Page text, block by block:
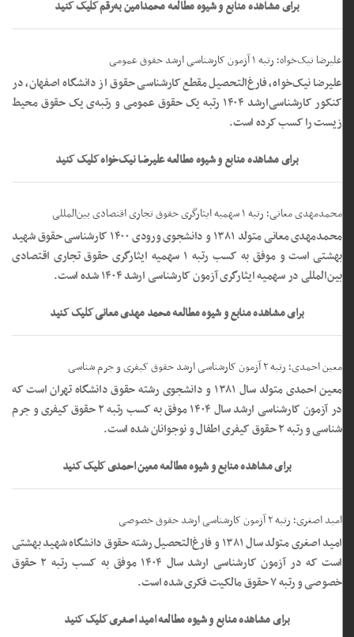
برای مشاهده منابع و شیوه مطالعه محمدامین به‌رقم کلیک کنید
علیرضا نیک‌خواه؛ رتبه ۱ آزمون کارشناسی ارشد حقوق عمومی
علیرضا نیک‌خواه، فارغ‌التحصیل مقطع کارشناسی حقوق از دانشگاه اصفهان، در
کنکور کارشناسی‌ارشد ۱۴۰۴ رتبه‌ یک حقوق عمومی و رتبه‌ی یک حقوق محیط‌
زیست را کسب کرده‌ است.
برای مشاهده منابع و شیوه مطالعه علیرضا نیک‌خواه کلیک کنید
محمدمهدی معانی؛ رتبه ۱ سهمیه ایثارگری حقوق تجاری اقتصادی بین‌المللی
محمدمهدی معانی متولد ۱۳۸۱ و دانشجوی ورودی ۱۴۰۰ کارشناسی حقوق شهید
بهشتی است و موفق به کسب رتبه ۱ سهمیه ایثارگری حقوق تجاری اقتصادی
بین‌المللی در سهمیه ایثارگری آزمون کارشناسی ارشد ۱۴۰۴ شده است.
برای مشاهده منابع و شیوه مطالعه محمد مهدی معانی کلیک کنید
معین احمدی؛ رتبه ۲ آزمون کارشناسی ارشد حقوق کیفری و جرم شناسی
معین احمدی متولد سال ۱۳۸۱ و دانشجوی رشته حقوق دانشگاه تهران است که
در آزمون کارشناسی ارشد سال ۱۴۰۴ موفق به کسب رتبه ۲ حقوق کیفری و جرم
شناسی و رتبه ۲ حقوق کیفری اطفال و نوجوانان شده است.
برای مشاهده منابع و شیوه مطالعه معین احمدی کلیک کنید
امید اصغری؛ رتبه ۲ آزمون کارشناسی ارشد حقوق خصوصی
امید اصغری متولد سال ۱۳۸۱ و فارغ‌التحصیل رشته حقوق دانشگاه شهید بهشتی
است که در آزمون کارشناسی ارشد سال ۱۴۰۴ موفق به کسب رتبه ۲ حقوق
خصوصی و رتبه ۷ حقوق مالکیت فکری شده است.
برای مشاهده منابع و شیوه مطالعه امید اصغری کلیک کنید